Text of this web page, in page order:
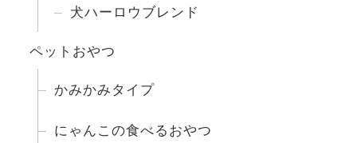
犬ハーロウブレンド
ペットおやつ
かみかみタイプ
にゃんこの食べるおやつ